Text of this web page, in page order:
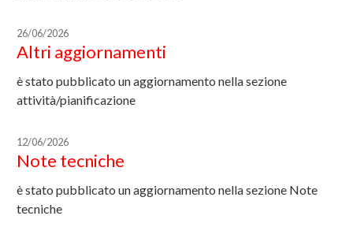
26/06/2026
Altri aggiornamenti
è stato pubblicato un aggiornamento nella sezione
attività/pianificazione
12/06/2026
Note tecniche
è stato pubblicato un aggiornamento nella sezione Note
tecniche